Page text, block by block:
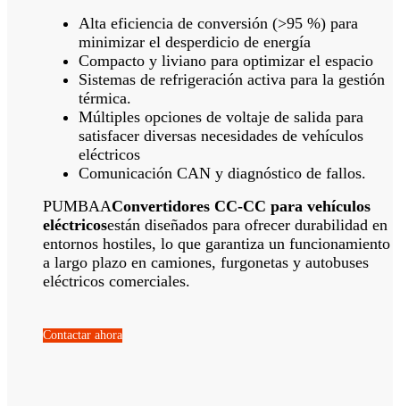
Alta eficiencia de conversión (>95 %) para
minimizar el desperdicio de energía
Compacto y liviano para optimizar el espacio
Sistemas de refrigeración activa para la gestión
térmica.
Múltiples opciones de voltaje de salida para
satisfacer diversas necesidades de vehículos
eléctricos
Comunicación CAN y diagnóstico de fallos.
PUMBAAConvertidores CC-CC para vehículos
eléctricosestán diseñados para ofrecer durabilidad en
entornos hostiles, lo que garantiza un funcionamiento
a largo plazo en camiones, furgonetas y autobuses
eléctricos comerciales.
Contactar ahora